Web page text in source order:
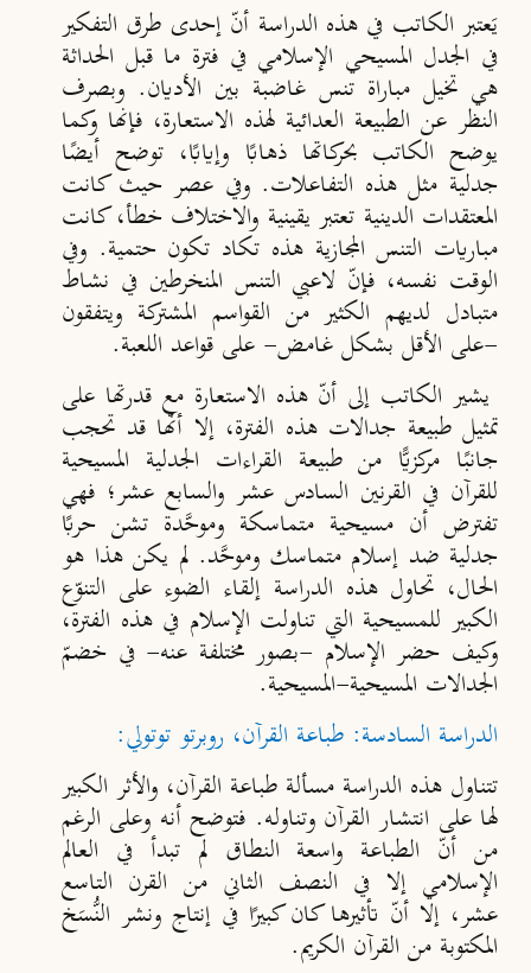
يَعتبر الكاتب في هذه الدراسة أنّ إحدى طرق التفكير
في الجدل المسيحي الإسلامي في فترة ما قبل الحداثة
هي تخيل مباراة تنس غاضبة بين الأديان. وبصرف
النظر عن الطبيعة العدائية لهذه الاستعارة، فإنها وكما
يوضح الكاتب بحركاتها ذهابًا وإيابًا، توضح أيضًا
جدلية مثل هذه التفاعلات. وفي عصر حيث كانت
المعتقدات الدينية تعتبر يقينية والاختلاف خطأ، كانت
مباريات التنس المجازية هذه تكاد تكون حتمية. وفي
الوقت نفسه، فإنّ لاعبي التنس المنخرطين في نشاط
متبادل لديهم الكثير من القواسم المشتركة ويتفقون
-على الأقل بشكل غامض- على قواعد اللعبة.
يشير الكاتب إلى أنّ هذه الاستعارة مع قدرتها على
تمثيل طبيعة جدالات هذه الفترة، إلا أنّها قد تحجب
جانبًا مركزيًّا من طبيعة القراءات الجدلية المسيحية
للقرآن في القرنين السادس عشر والسابع عشر؛ فهي
تفترض أن مسيحية متماسكة وموحَّدة تشن حربًا
جدلية ضد إسلام متماسك وموحَّد. لم يكن هذا هو
الحال، تحاول هذه الدراسة إلقاء الضوء على التنوّع
الكبير للمسيحية التي تناولت الإسلام في هذه الفترة،
وكيف حضر الإسلام -بصور مختلفة عنه- في خضمّ
الجدالات المسيحية-المسيحية.
الدراسة السادسة: طباعة القرآن، روبرتو توتولي:
تتناول هذه الدراسة مسألة طباعة القرآن، والأثر الكبير
لها على انتشار القرآن وتناوله. فتوضح أنه وعلى الرغم
من أنّ الطباعة واسعة النطاق لم تبدأ في العالم
الإسلامي إلا في النصف الثاني من القرن التاسع
عشر، إلا أنّ تأثيرها كان كبيرًا في إنتاج ونشر النُّسَخ
المكتوبة من القرآن الكريم.